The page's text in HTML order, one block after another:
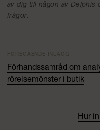
av dig till någon av Delphis
frågor.
Förhandssamråd om
rörelsemönster i butik
Hur